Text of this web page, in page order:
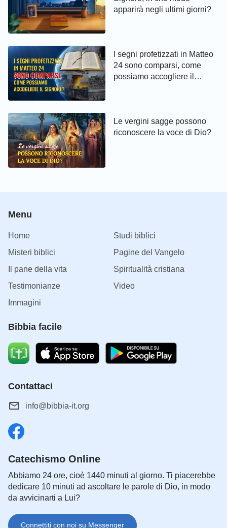
apparirà negli ultimi giorni?
I segni profetizzati in Matteo
24 sono comparsi, come
possiamo accogliere il
Le vergini sagge possono
riconoscere la voce di Dio?
Menu
Home
Studi biblici
Misteri biblici
Pagine del Vangelo
Il pane della vita
Spiritualità cristiana
Testimonianze
Video
Immagini
Bibbia facile
Contattaci
info@bibbia-it.org
Catechismo Online
Abbiamo 24 ore, cioè 1440 minuti al giorno. Ti piacerebbe
dedicare 10 minuti ad ascoltare le parole di Dio, in modo
da avvicinarti a Lui?
Connettiti con noi su Messenger